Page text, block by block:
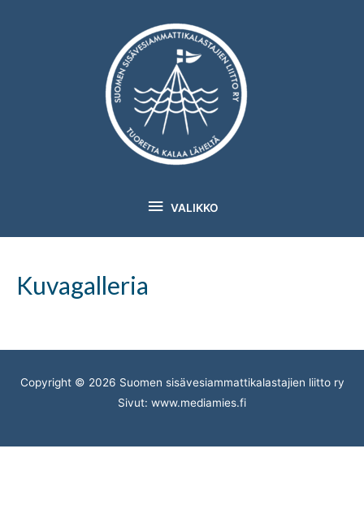
VALIKKO
VALIKKO
Kuvagalleria
Copyright © 2026 Suomen sisävesiammattikalastajien liitto ry
Sivut: www.mediamies.fi